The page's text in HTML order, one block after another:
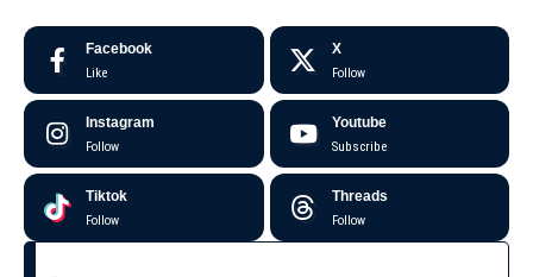
Facebook
Like
X
Follow
Instagram
Follow
Youtube
Subscribe
Tiktok
Follow
Threads
Follow